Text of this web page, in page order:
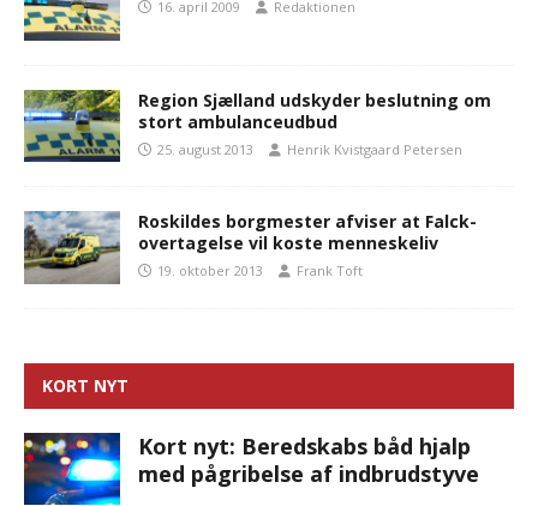
16. april 2009 Redaktionen
Region Sjælland udskyder beslutning om
stort ambulanceudbud
25. august 2013 Henrik Kvistgaard Petersen
Roskildes borgmester afviser at Falck-
overtagelse vil koste menneskeliv
19. oktober 2013 Frank Toft
KORT NYT
Kort nyt: Beredskabs båd hjalp
med pågribelse af indbrudstyve